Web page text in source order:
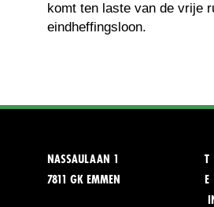
komt ten laste van de vrije
eindheffingsloon.
NASSAULAAN 1
7811 GK EMMEN
T
E